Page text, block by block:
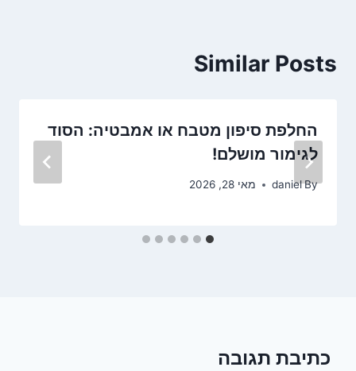
Similar Posts
החלפת סיפון מטבח או אמבטיה: הסוד
לגימור מושלם!
By
daniel מאי 28, 2026
כתיבת תגובה